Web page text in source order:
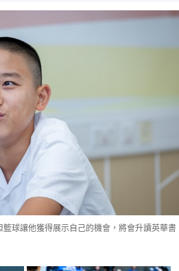
球讓他獲得展示自己的機會，將會升讀英華書